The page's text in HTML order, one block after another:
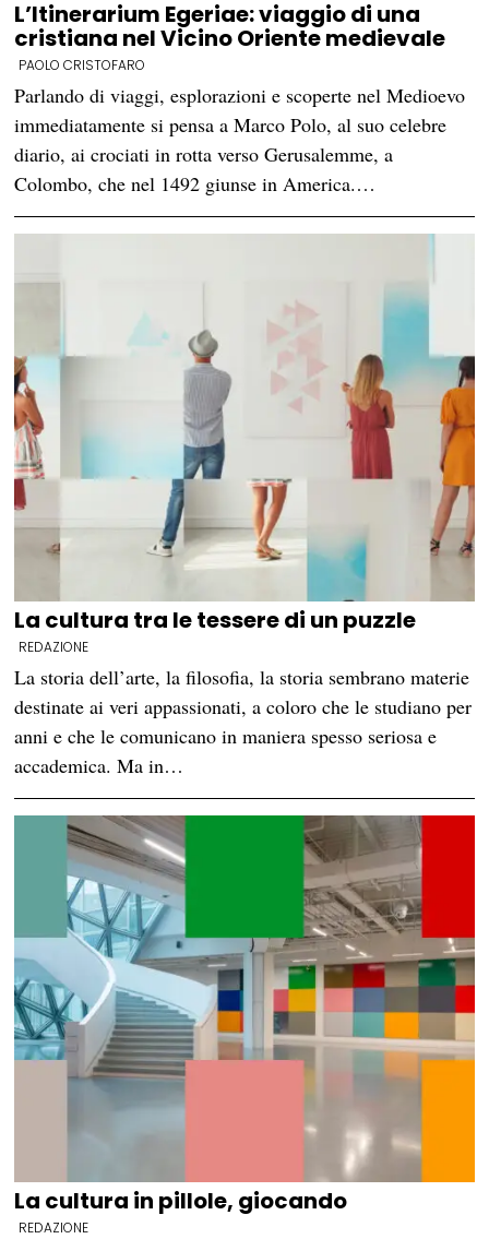
L’Itinerarium Egeriae: viaggio di una
cristiana nel Vicino Oriente medievale
PAOLO CRISTOFARO
Parlando di viaggi, esplorazioni e scoperte nel Medioevo
immediatamente si pensa a Marco Polo, al suo celebre
diario, ai crociati in rotta verso Gerusalemme, a
Colombo, che nel 1492 giunse in America.…
La cultura tra le tessere di un puzzle
REDAZIONE
La storia dell’arte, la filosofia, la storia sembrano materie
destinate ai veri appassionati, a coloro che le studiano per
anni e che le comunicano in maniera spesso seriosa e
accademica. Ma in…
La cultura in pillole, giocando
REDAZIONE